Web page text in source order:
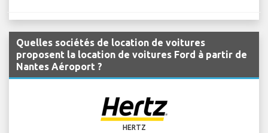
Quelles sociétés de location de voitures
proposent la location de voitures Ford à partir de
Nantes Aéroport ?
HERTZ